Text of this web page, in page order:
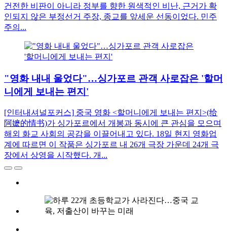
건전한 비판이 아니라 정부를 향한 원색적인 비난, 근거가 확
인되지 않은 부정선거 주장, 종교를 앞세운 선동이었다. 민주
주의...
"영화 내내 울었다"…싱가포르 관객 사로잡은 '할머
니에게 보내는 편지'
[인터내셔널포커스] 중국 영화 <할머니에게 보내는 편지>(给
阿嬷的情书)가 싱가포르에서 개봉과 동시에 큰 관심을 모으며
해외 화교 사회의 공감을 이끌어내고 있다. 18일 현지 영화업
계에 따르면 이 작품은 싱가포르 내 26개 극장 가운데 24개 극
장에서 상영을 시작했다. 개...